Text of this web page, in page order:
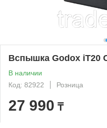
Вспышка Godox iT20
В наличии
Код: 82922
Розница
27 990 ₸